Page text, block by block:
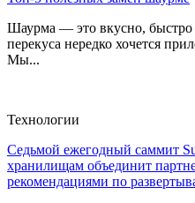
Шаурма — это вкусно, быстро
перекуса нередко хочется
Мы...
Технологии
Седьмой ежегодный саммит
хранилищам объединит
рекомендациями по